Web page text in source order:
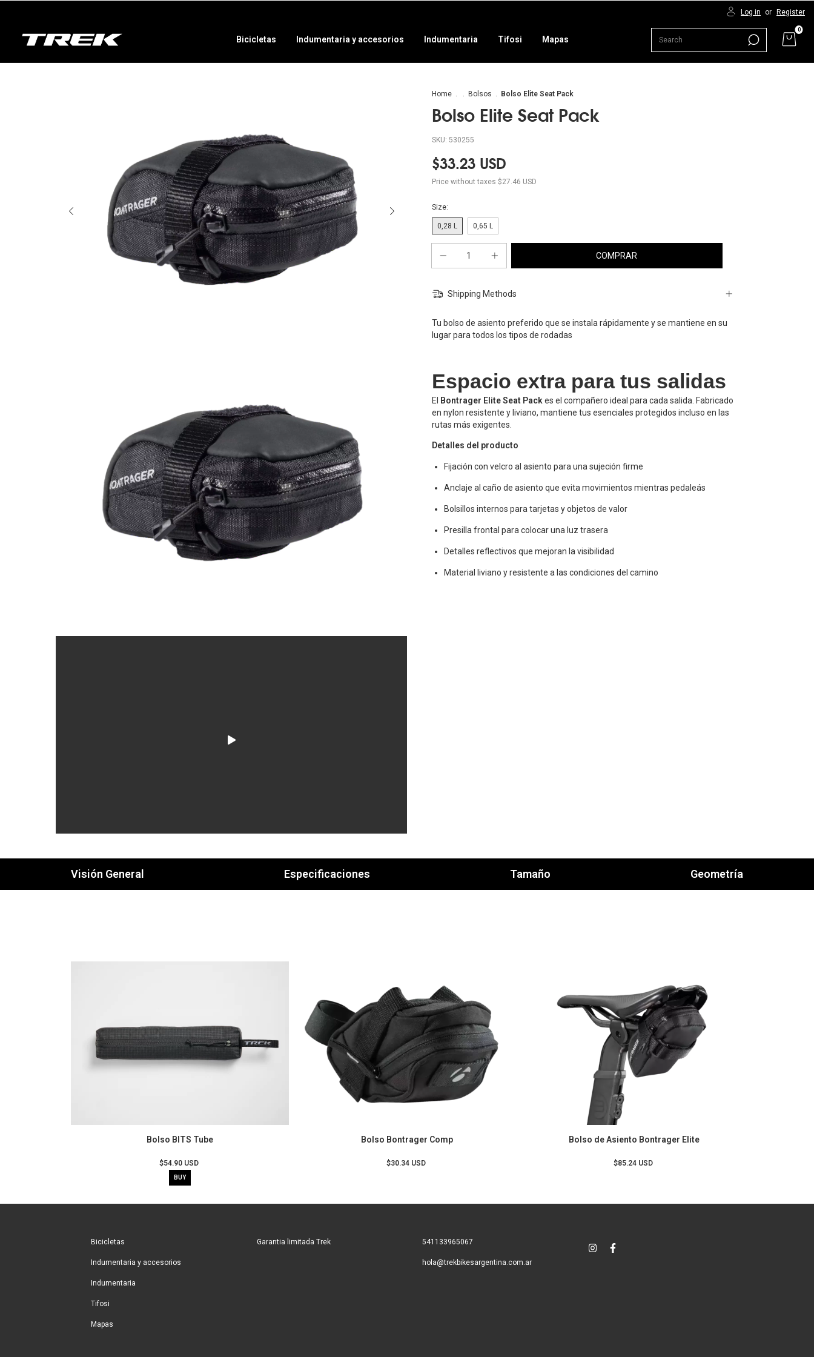
Log in or Register
Bicicletas Indumentaria y accesorios Indumentaria Tifosi Mapas
0
Home . . Bolsos . Bolso Elite Seat Pack
Bolso Elite Seat Pack
SKU: 530255
$33.23 USD
Price without taxes $27.46 USD
Size:
0,28 L 0,65 L
Shipping Methods
Tu bolso de asiento preferido que se instala rápidamente y se mantiene en su
lugar para todos los tipos de rodadas
Espacio extra para tus salidas
El Bontrager Elite Seat Packes el compañero ideal para cada salida. Fabricado
en nylon resistente y liviano, mantiene tus esenciales protegidos incluso en las
rutas más exigentes.
Detalles del producto
Fijación con velcro al asiento para una sujeción firme
Anclaje al caño de asiento que evita movimientos mientras pedaleás
Bolsillos internos para tarjetas y objetos de valor
Presilla frontal para colocar una luz trasera
Detalles reflectivos que mejoran la visibilidad
Material liviano y resistente a las condiciones del camino
Visión General Especificaciones Tamaño Geometría
Bolso BITS Tube
$54.90 USD
Bolso Bontrager Comp
$30.34 USD
Bolso de Asiento Bontrager Elite
$85.24 USD
Bicicletas
Indumentaria y accesorios
Indumentaria
Tifosi
Mapas
Garantia limitada Trek 541133965067
hola@trekbikesargentina.com.ar